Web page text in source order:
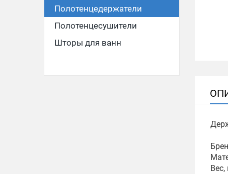
Полотенцедержатели
Полотенцесушители
Шторы для ванн
Вес,